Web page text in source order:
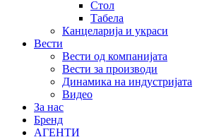
Стол
Табела
Канцеларија и украси
Вести
Вести од компанијата
Вести за производи
Динамика на индустријата
Видео
За нас
Бренд
АГЕНТИ